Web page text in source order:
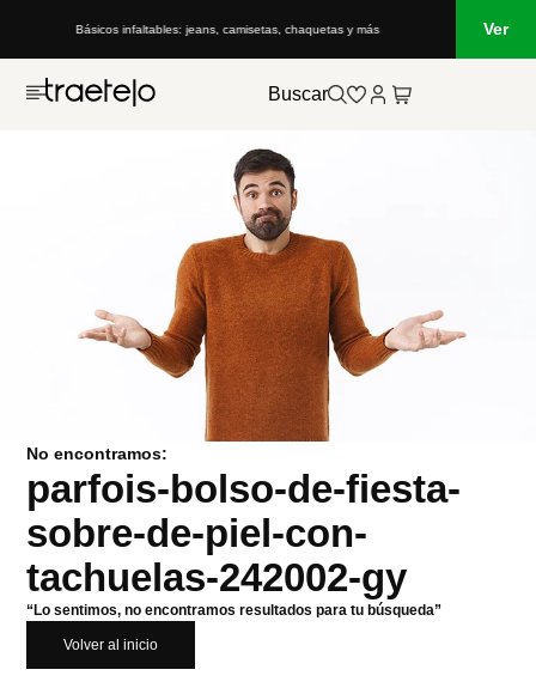
Básicos infaltables: jeans, camisetas, chaquetas y más Ver
Buscar
No encontramos:
parfois-bolso-de-fiesta-
sobre-de-piel-con-
tachuelas-242002-gy
“Lo sentimos, no encontramos resultados para tu búsqueda”
Volver al inicio